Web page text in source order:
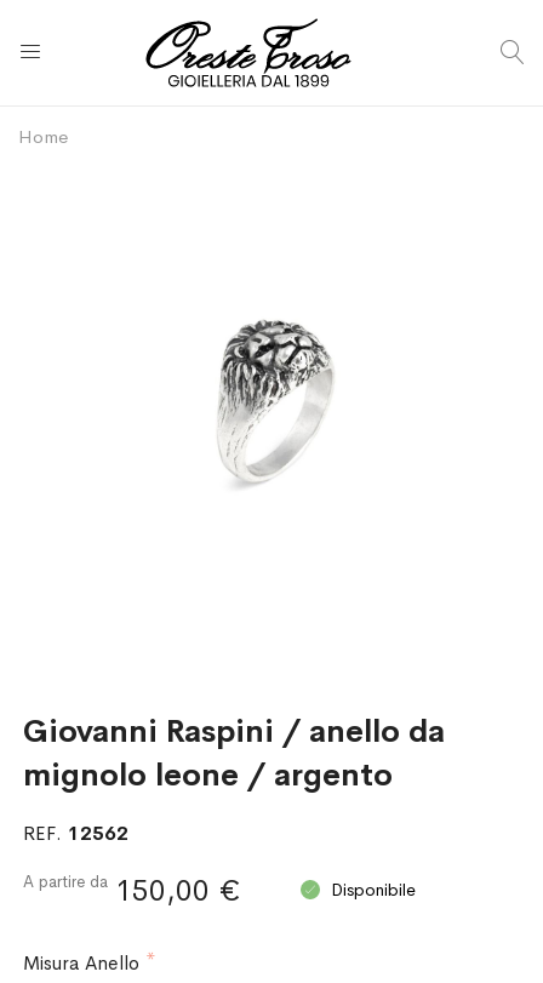
Home
Giovanni Raspini / anello da
mignolo leone / argento
REF. 12562
Disponibile
A partire da 150,00 €
Misura Anello